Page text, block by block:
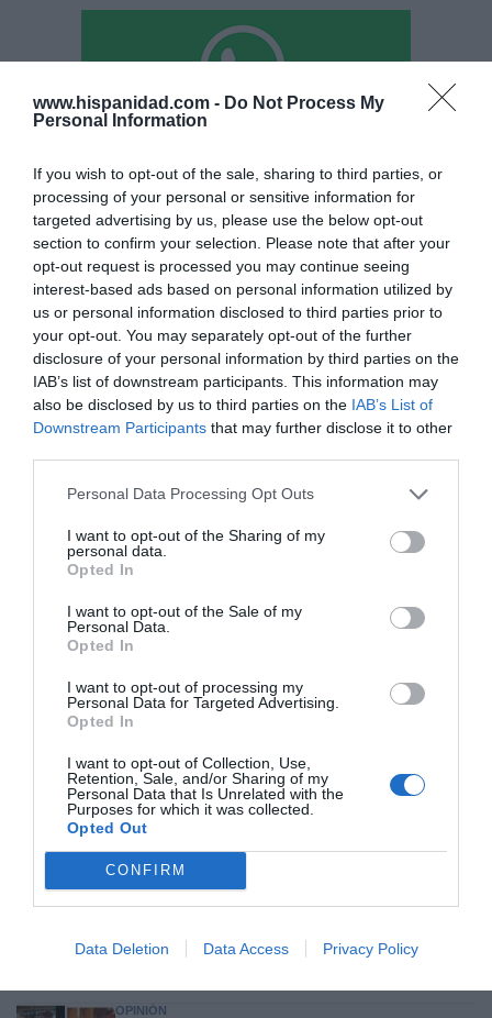
www.hispanidad.com - Do Not Process My
Personal Information
If you wish to opt-out of the sale, sharing to third parties, or
processing of your personal or sensitive information for
targeted advertising by us, please use the below opt-out
section to confirm your selection. Please note that after your
opt-out request is processed you may continue seeing
interest-based ads based on personal information utilized by
us or personal information disclosed to third parties prior to
your opt-out. You may separately opt-out of the further
disclosure of your personal information by third parties on the
IAB’s list of downstream participants. This information may
also be disclosed by us to third parties on the IAB’s List of
Downstream Participants that may further disclose it to other
Personal Data Processing Opt Outs
I want to opt-out of the Sharing of my
personal data.
Opted In
I want to opt-out of the Sale of my
Personal Data.
Opted In
I want to opt-out of processing my
Personal Data for Targeted Advertising.
Opted In
I want to opt-out of Collection, Use,
Retention, Sale, and/or Sharing of my
Personal Data that Is Unrelated with the
Purposes for which it was collected.
Opted Out
CONFIRM
Data Deletion Data Access Privacy Policy
Hoy destacamos
ECONOMÍA
Telefónica. Situación límite: bronca en Reino
Unido, el riesgo de deuda en el alero... y
Enrique Goñi reivindica la Presidencia
Eulogio López 06/08/26 16:47
ECONOMÍA
Disney cree que sus acciones están
infravaloradas y hará más recompras
Cristina Martín 06/08/26 17:11
Yolanda Díaz, el penúltimo fiasco del
influencia internacional: se conforma con
ser la número dos de la OIT
INTERNACIONAL
Colombia. De la Espriella toma posesión
del ELN y el sabotaje de la Izquierda
José Ángel Gutiérrez
Vox pide devolver a los hijos con sus padres...
y es fascista...el PNV opina lo mismo... y es
progresista
ECONOMÍA
elevar previsiones, tras un trimestre récord
OPINIÓN